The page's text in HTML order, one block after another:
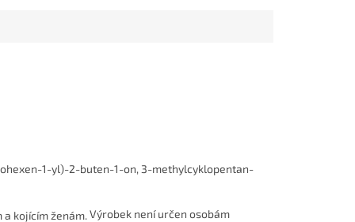
1-yl)-2-buten-1-on, 3-methylcyklopentan-
Výrobek není určen osobám